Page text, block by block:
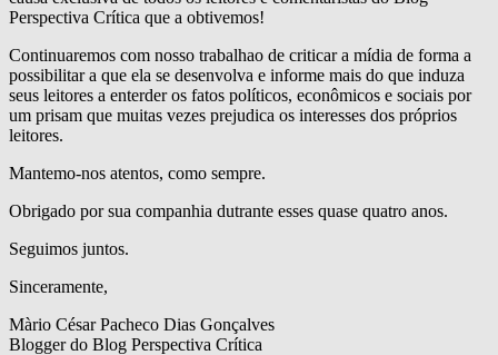
Perspectiva Crítica que a obtivemos!
Continuaremos com nosso trabalhao de criticar a mídia de forma a
possibilitar a que ela se desenvolva e informe mais do que induza
seus leitores a enterder os fatos políticos, econômicos e sociais por
um prisam que muitas vezes prejudica os interesses dos próprios
leitores.
Mantemo-nos atentos, como sempre.
Obrigado por sua companhia dutrante esses quase quatro anos.
Seguimos juntos.
Sinceramente,
Màrio César Pacheco Dias Gonçalves
Blogger do Blog Perspectiva Crítica